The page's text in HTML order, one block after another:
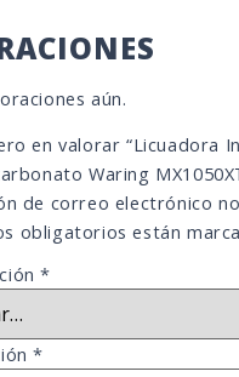
aún.
en valorar “Licuadora
Waring
de correo electrónico
obligatorios están
*
*